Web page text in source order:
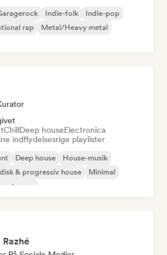
Indie-folk
Indie-pop
rap
Metal/Heavy metal
ChillDeep houseElectronica
indflydelsesrige playlister
Deep house
House-musik
& progressiv house
Minimal